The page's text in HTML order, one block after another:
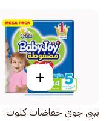
+
بيبي جوي حفاضات كلوت